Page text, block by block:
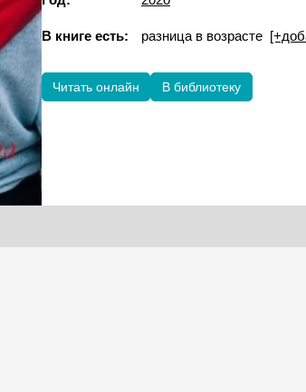
В книге есть: разница в возрасте
Читать онлайн В библиотеку